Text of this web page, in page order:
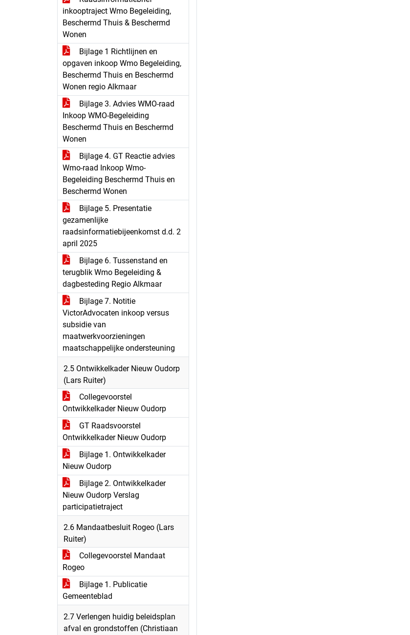
inkooptraject Wmo Begeleiding,
Beschermd Thuis & Beschermd
Wonen
Bijlage 1 Richtlijnen en
opgaven inkoop Wmo Begeleiding,
Beschermd Thuis en Beschermd
Wonen regio Alkmaar
Bijlage 3. Advies WMO-raad
Inkoop WMO-Begeleiding
Beschermd Thuis en Beschermd
Wonen
Bijlage 4. GT Reactie advies
Wmo-raad Inkoop Wmo-
Begeleiding Beschermd Thuis en
Beschermd Wonen
Bijlage 5. Presentatie
gezamenlijke
raadsinformatiebijeenkomst d.d. 2
april 2025
Bijlage 6. Tussenstand en
terugblik Wmo Begeleiding &
dagbesteding Regio Alkmaar
Bijlage 7. Notitie
VictorAdvocaten inkoop versus
subsidie van
maatwerkvoorzieningen
maatschappelijke ondersteuning
2.5 Ontwikkelkader Nieuw Oudorp
(Lars Ruiter)
Collegevoorstel
Ontwikkelkader Nieuw Oudorp
GT Raadsvoorstel
Ontwikkelkader Nieuw Oudorp
Bijlage 1. Ontwikkelkader
Nieuw Oudorp
Bijlage 2. Ontwikkelkader
Nieuw Oudorp Verslag
participatietraject
2.6 Mandaatbesluit Rogeo (Lars
Ruiter)
Collegevoorstel Mandaat
Rogeo
Bijlage 1. Publicatie
Gemeenteblad
2.7 Verlengen huidig beleidsplan
afval en grondstoffen (Christiaan